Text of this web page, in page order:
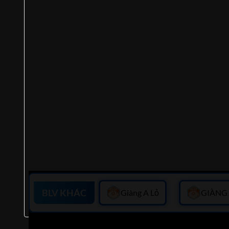
BLV KHÁC Giàng A Lỏ GIÀNG